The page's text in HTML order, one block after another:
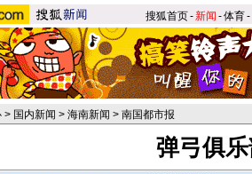
搜狐首页-新闻 -体育-
> 国内新闻 > 海南新闻 > 南国都市报
弹弓俱